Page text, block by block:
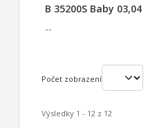
B 35200S Baby 03,04
--
Počet zobrazení
Výsledky 1 - 12 z 12